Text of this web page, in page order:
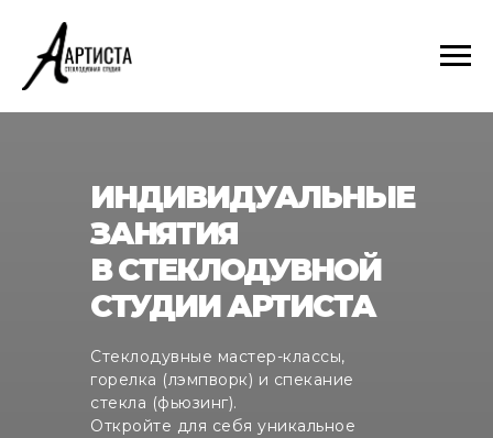
Стеклодувные мастер-классы,
горелка (лэмпворк) и спекание
стекла (фьюзинг).
Откройте для себя уникальное
ИНДИВИДУАЛЬНЫЕ
ЗАНЯТИЯ
В СТЕКЛОДУВНОЙ
СТУДИИ АРТИСТА